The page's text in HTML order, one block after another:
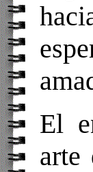
El
arte